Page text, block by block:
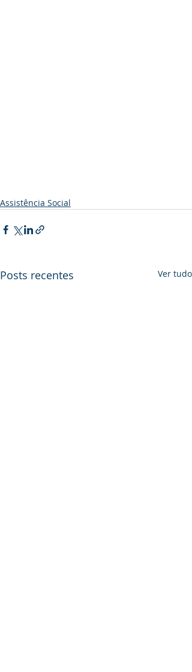
Assistência Social
Posts recentes Ver tudo